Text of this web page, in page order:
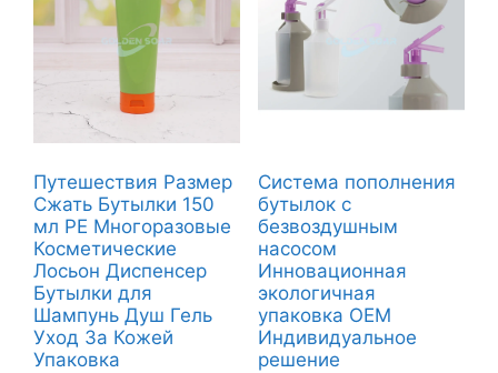
Путешествия Размер
Сжать Бутылки 150
мл PE Многоразовые
Косметические
Лосьон Диспенсер
Бутылки для
Шампунь Душ Гель
Уход За Кожей
Упаковка
Система пополнения
бутылок с
безвоздушным
насосом
Инновационная
экологичная
упаковка OEM
Индивидуальное
решение